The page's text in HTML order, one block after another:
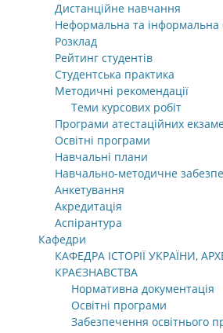
Дистанційне навчання
Неформальна та інформальна
Розклад
Рейтинг студентів
Студентська практика
Методичні рекомендації
Теми курсових робіт
Програми атестаційних
Освітні програми
Навчальні плани
Навчально-методичне
Анкетування
Акредитація
Аспірантура
Кафедри
КАФЕДРА ІСТОРІЇ УКРАЇНИ,
КРАЄЗНАВСТВА
Нормативна документація
Освітні програми
Забезпечення освітнього